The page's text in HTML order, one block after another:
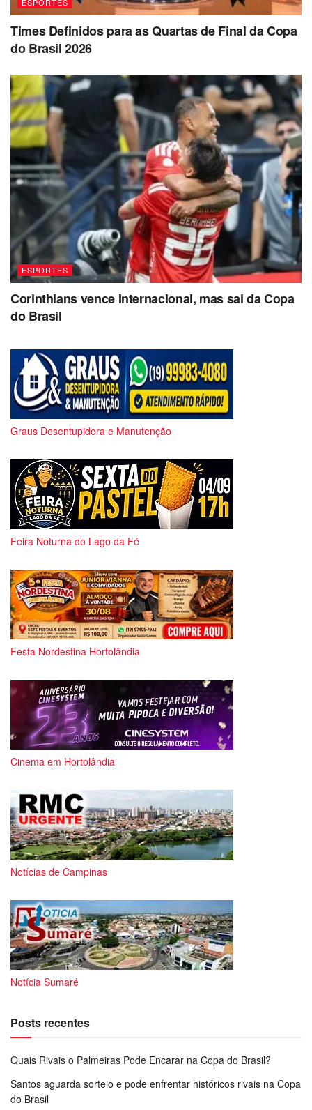
Times Definidos para as Quartas de Final da Copa
do Brasil 2026
ESPORTES
Corinthians vence Internacional, mas sai da Copa
do Brasil
Graus Desentupidora e Manutenção
Feira Noturna do Lago da Fé
Festa Nordestina Hortolândia
Cinema em Hortolândia
Notícias de Campinas
Notícia Sumaré
Posts recentes
Quais Rivais o Palmeiras Pode Encarar na Copa do Brasil?
Santos aguarda sorteio e pode enfrentar históricos rivais na Copa
do Brasil